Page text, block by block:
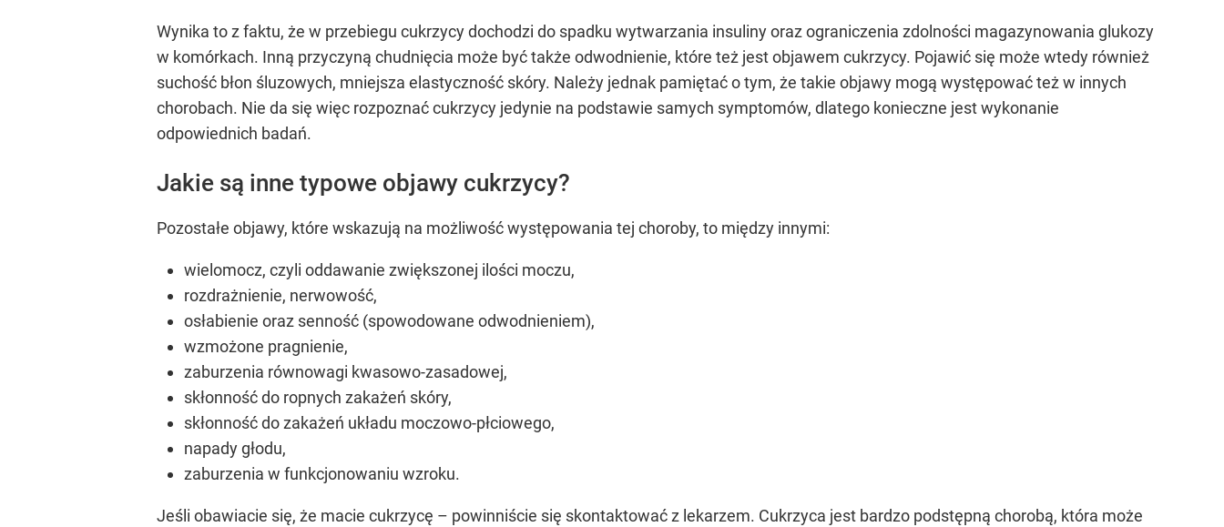
Wynika to z faktu, że w przebiegu cukrzycy dochodzi do spadku wytwarzania insuliny oraz ograniczenia zdolności magazynowania glukozy
w komórkach. Inną przyczyną chudnięcia może być także odwodnienie, które też jest objawem cukrzycy. Pojawić się może wtedy również
suchość błon śluzowych, mniejsza elastyczność skóry. Należy jednak pamiętać o tym, że takie objawy mogą występować też w innych
chorobach. Nie da się więc rozpoznać cukrzycy jedynie na podstawie samych symptomów, dlatego konieczne jest wykonanie
odpowiednich badań.
Jakie są inne typowe objawy cukrzycy?
Pozostałe objawy, które wskazują na możliwość występowania tej choroby, to między innymi:
wielomocz, czyli oddawanie zwiększonej ilości moczu,
rozdrażnienie, nerwowość,
osłabienie oraz senność (spowodowane odwodnieniem),
wzmożone pragnienie,
zaburzenia równowagi kwasowo-zasadowej,
skłonność do ropnych zakażeń skóry,
skłonność do zakażeń układu moczowo-płciowego,
napady głodu,
zaburzenia w funkcjonowaniu wzroku.
Jeśli obawiacie się, że macie cukrzycę – powinniście się skontaktować z lekarzem. Cukrzyca jest bardzo podstępną chorobą, która może